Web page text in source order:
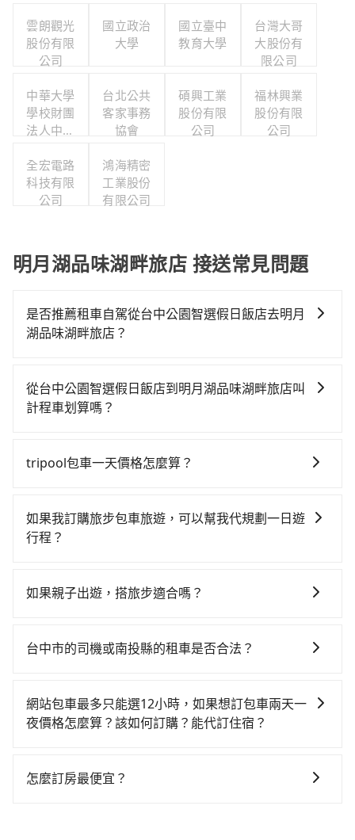
雲朗觀光
股份有限
公司
國立政治
大學
國立臺中
教育大學
台灣大哥
大股份有
限公司
中華大學
學校財團
法人中華
台北公共
客家事務
協會
碩興工業
股份有限
公司
福林興業
股份有限
公司
全宏電路
科技有限
公司
鴻海精密
工業股份
有限公司
明月湖品味湖畔旅店 接送常見問題
是否推薦租車自駕從台中公園智選假日飯店去明月
湖品味湖畔旅店？
時不需要閉目養神（因為要自己開車），最重要的是你
當天就要來回，那在台中路邊可隨租隨借的iRent應該是
公園智選假日飯店到明月湖品味湖畔旅店的花費預估為
時40元路邊停車費用預估進去，但額外的汽車保險與可
能的罰單都需自付。再者，和運的iRent只提供最基本的
或九人座可供選擇，而且無人租車最令人詬病的就是車
樣。另外，偶爾也會遇到明明已經預約了時間但上一位
小的風險。最後，雖然路邊隨租隨還看似方便，但實際
使用時還是有其區域的限制，實際可停靠的地點與你的
從台中公園智選假日飯店到明月湖品味湖畔旅店叫
計程車划算嗎？
灣大車隊、Uber、Line Taxi、Yoxi等，如果在路邊攔不
等叫車看看。依照里程跳錶計算，價格約為1,725~2,100
元間，若改選tripool的專車服務可再更便宜。但如果要
市的490倍。再加上台中市有些計程車司機不按錶計費，
湖畔旅店的跳表小黃可能較為便宜，但當你們人數超過
tripool包車一天價格怎麼算？
需行程的公里數及車型而有所不同，建議可以直接上旅
步官網一鍵查價，即時試算您包車費用，清楚透明，且
如果我訂購旅步包車旅遊，可以幫我代規劃一日遊
行程？
時還沒有規劃行程的服務。
如果親子出遊，搭旅步適合嗎？
椅及兒童用增高墊供您選購(租借300元/個)，讓您和孩子
台中市的司機或南投縣的租車是否合法？
車、私家車或野雞車在招攬生意，這不僅是違法可能被
警察臨檢並趕下車，出意外後保險公司更是不會提供任
風險。而tripool雇用的司機、使用的車輛以及配合的車
網站包車最多只能選12小時，如果想訂包車兩天一
夜價格怎麼算？該如何訂購？能代訂住宿？
需要連續兩天的包車服務，可以在官網上分開預定兩天
怎麼訂房最便宜？